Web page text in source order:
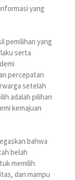
yang
pemilihan yang
serta
percepatan
setelah
adalah pilihan
kemajuan
bahwa
belah
memilih
dan mampu